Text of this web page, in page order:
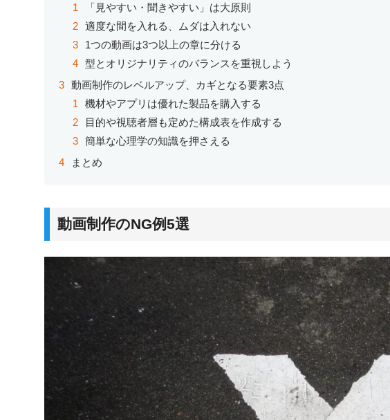
「見やすい・聞きやすい」は大原則
適度な間を入れる、ムダは入れない
1つの動画は3つ以上の章に分ける
型とオリジナリティのバランスを重視しよう
動画制作のレベルアップ、カギとなる要素3点
機材やアプリは優れた製品を購入する
目的や視聴者層も定めた構成表を作成する
簡単な心理学の知識を押さえる
まとめ
動画制作のNG例5選